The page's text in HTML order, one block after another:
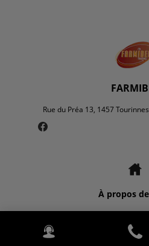
Rue du Préa 13, 1457
À propos